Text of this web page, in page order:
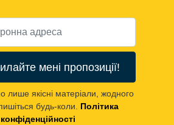
мені пропозиції!
лише якісні матеріали, жодного
будь-коли. Політика
конфіденційності